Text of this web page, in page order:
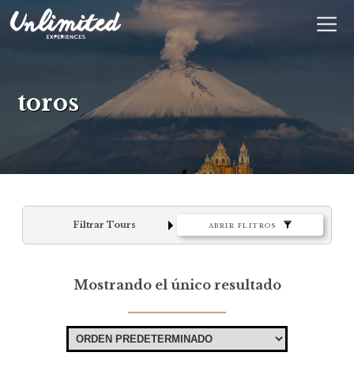
$ MXN
toros
Filtrar Tours ABRIR FLITROS
Mostrando el único resultado